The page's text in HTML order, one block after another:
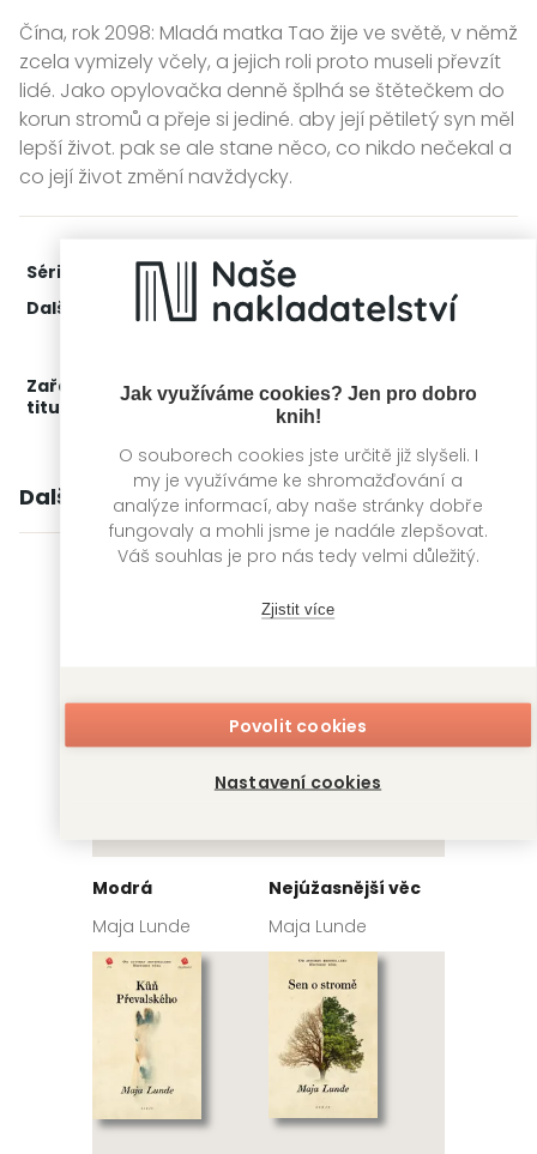
Jak využíváme cookies? Jen pro dobro
knih!
O souborech cookies jste určitě již slyšeli. I
my je využíváme ke shromažďování a
analýze informací, aby naše stránky dobře
fungovaly a mohli jsme je nadále zlepšovat.
Váš souhlas je pro nás tedy velmi důležitý.
Zjistit více
Povolit cookies
Nastavení cookies
Čína, rok 2098: Mladá matka Tao žije ve světě, v němž
zcela vymizely včely, a jejich roli proto museli převzít
lidé. Jako opylovačka denně šplhá se štětečkem do
korun stromů a přeje si jediné. aby její pětiletý syn měl
lepší život. pak se ale stane něco, co nikdo nečekal a
co její život změní navždycky.
Série: Klimatické kvarteto
Další díly:
2.Modrá
3.Kůň Převalského
Zařažení
titulu:
Kategorie >Světová literatura
Další knihy autora
Modrá
Maja Lunde
Nejúžasnější věc
Maja Lunde